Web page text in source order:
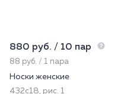
880 руб. / 10 пар
88 руб. / 1 пара
Носки женские
432с18, рис. 1